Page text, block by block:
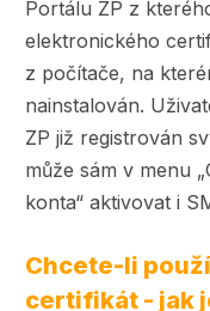
Portálu ZP z
elektronického
z počítače, na
nainstalován.
ZP již registrován
může sám v menu
konta“ aktivovat i
Chcete-li
certifikát - jak